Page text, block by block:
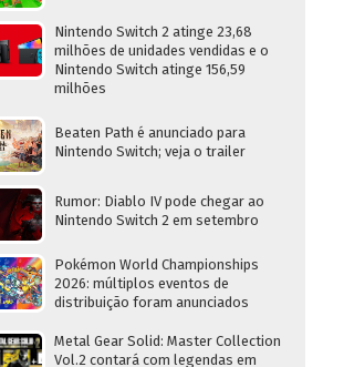
Nintendo Switch 2 atinge 23,68
milhões de unidades vendidas e o
Nintendo Switch atinge 156,59
milhões
Beaten Path é anunciado para
Nintendo Switch; veja o trailer
Rumor: Diablo IV pode chegar ao
Nintendo Switch 2 em setembro
Pokémon World Championships
2026: múltiplos eventos de
distribuição foram anunciados
Metal Gear Solid: Master Collection
Vol.2 contará com legendas em